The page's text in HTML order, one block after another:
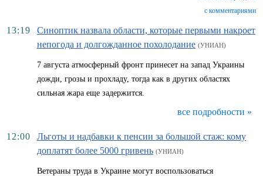
с комментариями
13:19
Синоптик назвала области, которые первыми накроет
непогода и долгожданное похолодание (УНИАН)
7 августа атмосферный фронт принесет на запад Украины
дожди, грозы и прохладу, тогда как в других областях
сильная жара еще задержится.
все подробности »
12:00
Льготы и надбавки к пенсии за большой стаж: кому
доплатят более 5000 гривень (УНИАН)
Ветераны труда в Украине могут воспользоваться